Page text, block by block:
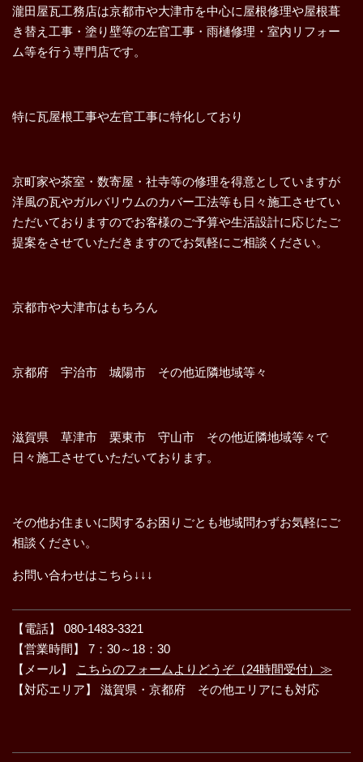
瀧田屋瓦工務店は京都市や大津市を中心に屋根修理や屋根葺
き替え工事・塗り壁等の左官工事・雨樋修理・室内リフォー
ム等を行う専門店です。
特に瓦屋根工事や左官工事に特化しており
京町家や茶室・数寄屋・社寺等の修理を得意としていますが
洋風の瓦やガルバリウムのカバー工法等も日々施工させてい
ただいておりますのでお客様のご予算や生活設計に応じたご
提案をさせていただきますのでお気軽にご相談ください。
京都市や大津市はもちろん
京都府 宇治市 城陽市 その他近隣地域等々
滋賀県 草津市 栗東市 守山市 その他近隣地域等々で
日々施工させていただいております。
その他お住まいに関するお困りごとも地域問わずお気軽にご
相談ください。
お問い合わせはこちら↓↓↓
【電話】 080-1483-3321
【営業時間】 7：30～18：30
【メール】
こちらのフォームよりどうぞ（24時間受付）≫
【対応エリア】 滋賀県・京都府 その他エリアにも対応